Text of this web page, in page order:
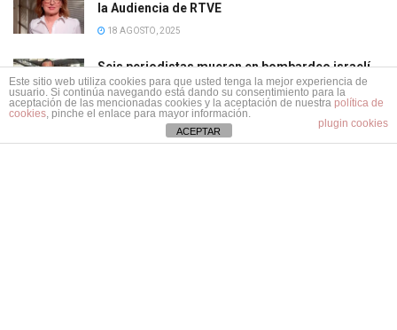
la Audiencia de RTVE
18 AGOSTO, 2025
Seis periodistas mueren en bombardeo israelí
en Gaza: ya suman 242 fallecidos desde el inicio
de la intervención militar de Netanyahu
12 AGOSTO, 2025
Este sitio web utiliza cookies para que usted tenga la mejor experiencia de
usuario. Si continúa navegando está dando su consentimiento para la
aceptación de las mencionadas cookies y la aceptación de nuestra política de
cookies, pinche el enlace para mayor información.
plugin cookies
ACEPTAR